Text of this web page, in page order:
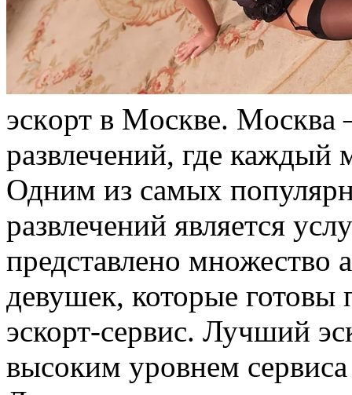
эскoрт в Мoсквe.
развлечений, где каждый
Одним из самых
развлечений является
представлено множество
девушек, которые готовы
эскорт-сервис. Лучший
высоким уровнем